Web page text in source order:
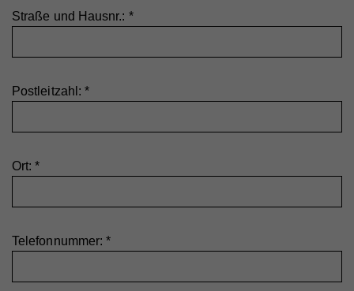
Straße und Hausnr.: *
Postleitzahl:*
Ort:*
Telefonnummer:*